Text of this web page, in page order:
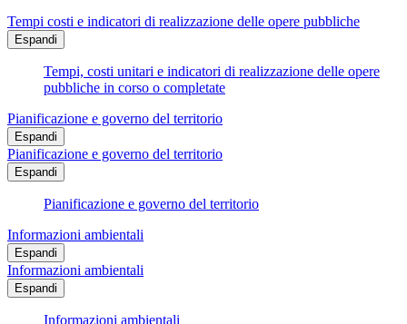
Tempi costi e indicatori di realizzazione delle opere pubbliche
Espandi
Tempi, costi unitari e indicatori di realizzazione delle opere
pubbliche in corso o completate
Pianificazione e governo del territorio
Espandi
Pianificazione e governo del territorio
Espandi
Pianificazione e governo del territorio
Informazioni ambientali
Espandi
Informazioni ambientali
Espandi
Informazioni ambientali